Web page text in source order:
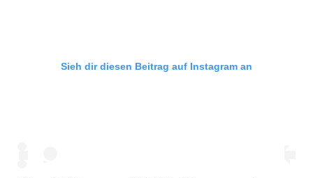
Sieh dir diesen Beitrag auf Instagram an